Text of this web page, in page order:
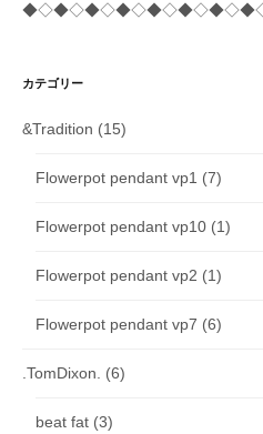
カテゴリー
&Tradition (15)
Flowerpot pendant vp1 (7)
Flowerpot pendant vp10 (1)
Flowerpot pendant vp2 (1)
Flowerpot pendant vp7 (6)
.TomDixon. (6)
beat fat (3)